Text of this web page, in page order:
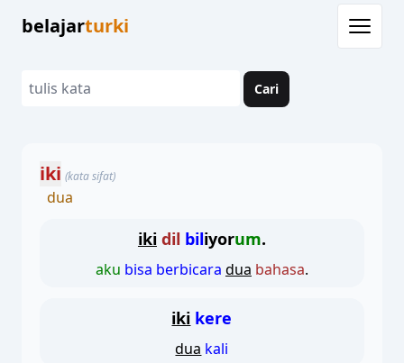
belajarturki
Cari
iki (kata sifat)
dua
iki dil biliyorum.
aku bisa berbicara dua bahasa.
iki kere
dua kali